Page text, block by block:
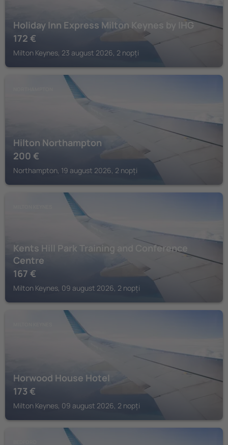
Holiday Inn Express Milton Keynes by IHG
172 €
Milton Keynes, 23 august 2026, 2 nopți
Hilton Northampton
200 €
Northampton, 19 august 2026, 2 nopți
Kents Hill Park Training and Conference
Centre
167 €
Milton Keynes, 09 august 2026, 2 nopți
Horwood House Hotel
173 €
Milton Keynes, 09 august 2026, 2 nopți